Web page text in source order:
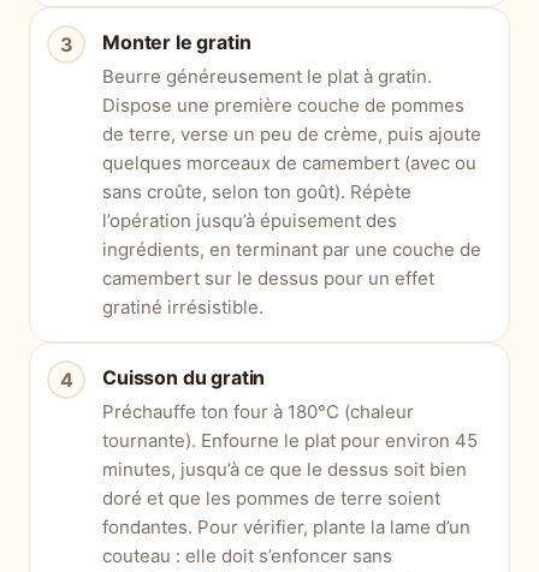
Monter le gratin
Beurre généreusement le plat à gratin.
Dispose une première couche de pommes
de terre, verse un peu de crème, puis ajoute
quelques morceaux de camembert (avec ou
sans croûte, selon ton goût). Répète
l’opération jusqu’à épuisement des
ingrédients, en terminant par une couche de
camembert sur le dessus pour un effet
gratiné irrésistible.
Cuisson du gratin
Préchauffe ton four à 180°C (chaleur
tournante). Enfourne le plat pour environ 45
minutes, jusqu’à ce que le dessus soit bien
doré et que les pommes de terre soient
fondantes. Pour vérifier, plante la lame d’un
couteau : elle doit s’enfoncer sans